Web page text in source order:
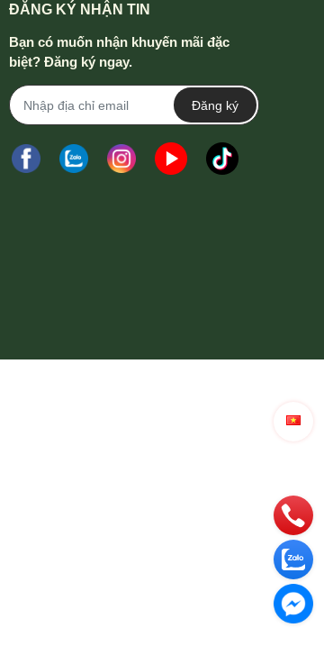
ĐĂNG KÝ NHẬN TIN
Bạn có muốn nhận khuyến mãi đặc
biệt? Đăng ký ngay.
Đăng ký